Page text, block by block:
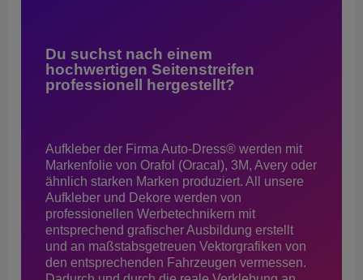
Du suchst nach einem
hochwertigen Seitenstreifen
professionell hergestellt?
Aufkleber der Firma Auto-Dress® werden mit
Markenfolie von Orafol (Oracal), 3M, Avery oder
ähnlich starken Marken produziert. All unsere
Aufkleber und Dekore werden von
professionellen Werbetechnikern mit
entsprechend grafischer Ausbildung erstellt
und an maßstabsgetreuen Vektorgrafiken von
den entsprechenden Fahrzeugen vermessen.